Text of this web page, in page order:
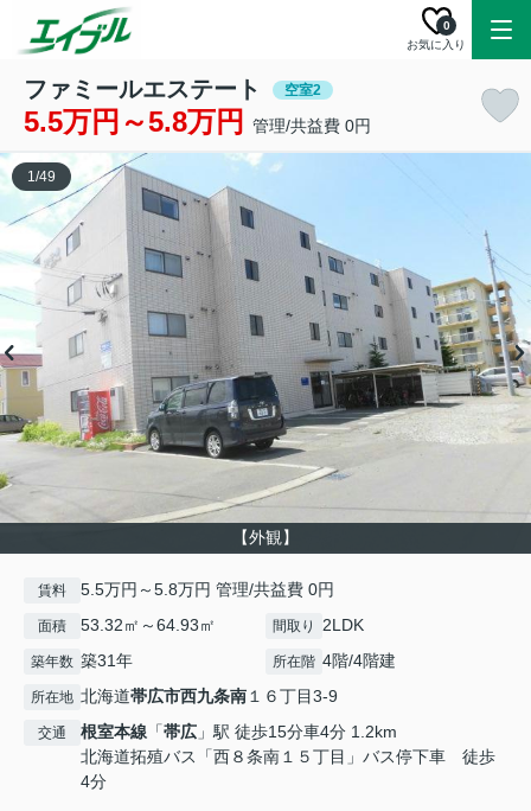
お気に入り
0
ファミールエステート 空室2
5.5万円～5.8万円 管理/共益費 0円
【外観】
1/49
賃料 5.5万円～5.8万円 管理/共益費 0円
面積 53.32㎡～64.93㎡ 間取り 2LDK
築年数 築31年 所在階 4階/4階建
所在地 北海道帯広市西九条南１６丁目3-9
交通 根室本線 「帯広 」駅 徒歩15分車4分 1.2km
北海道拓殖バス「西８条南１５丁目」バス停下車 徒歩
4分